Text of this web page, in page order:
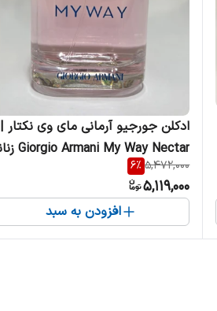
ادکلن جورجیو آرمانی مای وی نکتار |
Giorgio Armani My Way Nectar زنانه
5,472,000
6%
5,119,000
افزودن به سبد